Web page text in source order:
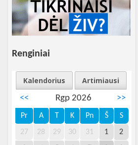
Renginiai
Kalendorius
Artimiausi
<<
Rgp 2026 >>
Pr A T K Pn Š S
27 28 29 30 31 1 2